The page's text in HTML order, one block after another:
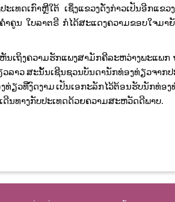
ທດເກົາຫຼີໃຕ້ ເຊິ່ງແຂວງດັ່ງກ່າວເປັນອີກແຂວ
ນ ໃບລາຕຣີ ກໍໄດ້ສະແດງຄວາມຂອບໃຈມາ
ນເຖິງຄວາມຮັກແພງສາມັກຄີລະຫວ່າງພະແພ
ລາວ ສະນັ້ນເຊີນຊວນບັນດານັກທ່ອງທ່ຽວຈາກ
ຽວທີ່ງົດງາມ ເປັນເອກະລັກໄວ້ຕ້ອນຮັບນັກທ່ອງ
ນທາງກັບປະເທດດ້ວຍຄວາມສະຫວັດດີພາບ.